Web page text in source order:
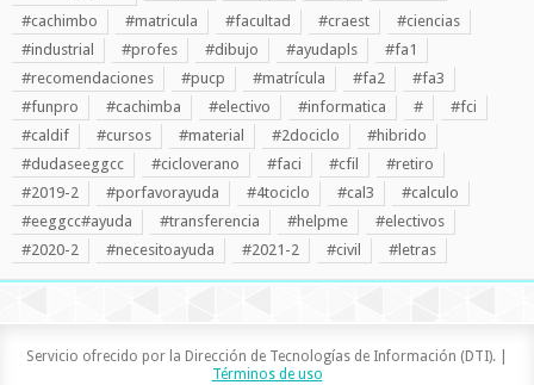
#cachimbo
#matricula #facultad #craest
#ciencias
#industrial
#profes #dibujo #ayudapls
#fa1
#recomendaciones
#pucp #matrícula #fa2
#fa3
#funpro
#cachimba #electivo #informatica #
#fci
#caldif
#cursos #material #2dociclo
#hibrido
#dudaseeggcc
#cicloverano #faci #cfil
#retiro
#2019-2
#porfavorayuda #4tociclo #cal3
#calculo
#eeggcc#ayuda
#transferencia #helpme
#electivos
#2020-2
#necesitoayuda #2021-2 #civil #letras
Servicio ofrecido por la Dirección de Tecnologías de Información (DTI). |
Términos de uso